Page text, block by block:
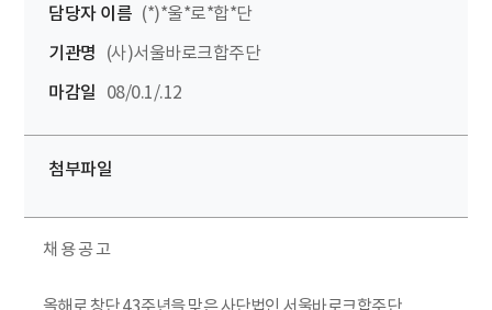
담당자 이름 (*)*울*로*합*단
기관명
(사)서울바로크합주단
마감일
08/0.1/.12
첨부파일
채 용 공 고